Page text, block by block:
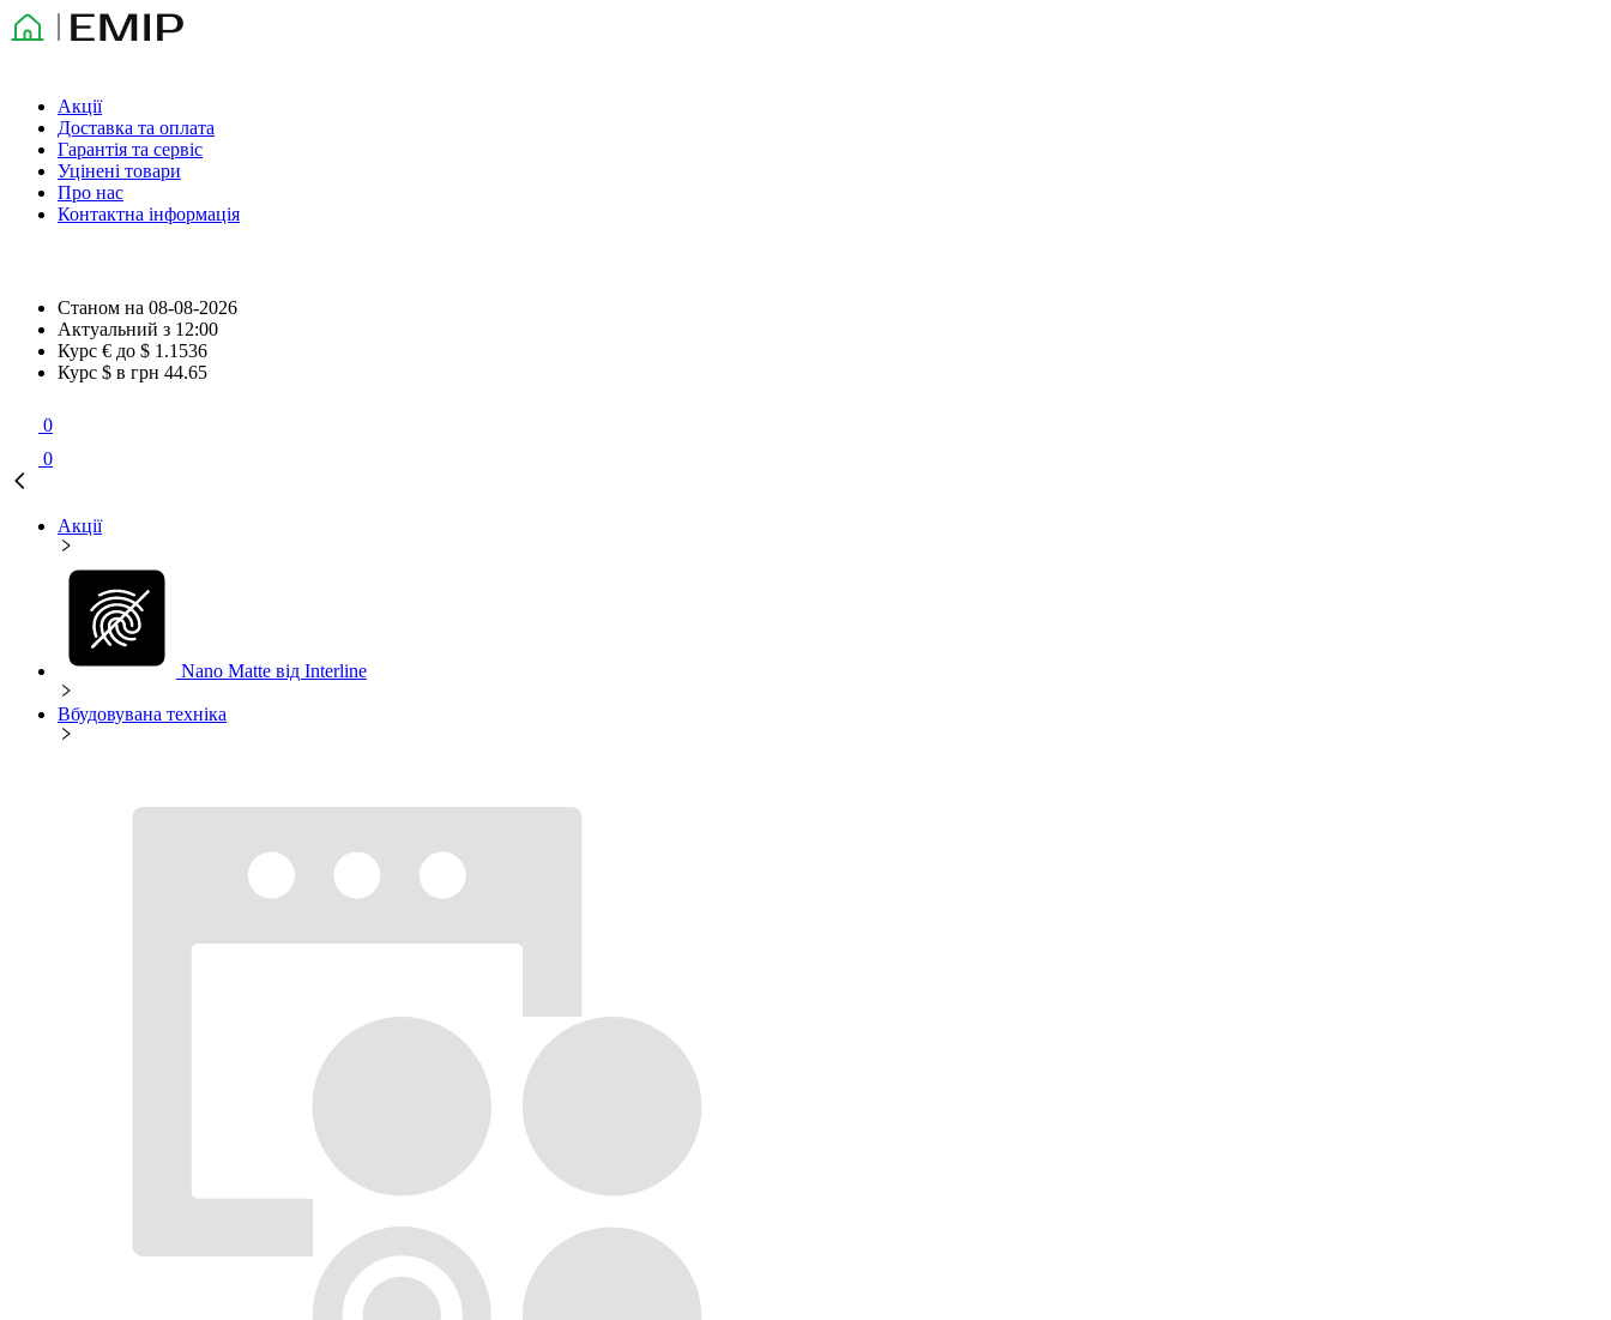
Акції
Доставка та оплата
Гарантія та сервіс
Уцінені товари
Про нас
Контактна інформація
Станом на 08-08-2026
Актуальний з 12:00
Курс € до $ 1.1536
Курс $ в грн 44.65
0
0
Акції
Nano Matte від Interline
Вбудовувана техніка